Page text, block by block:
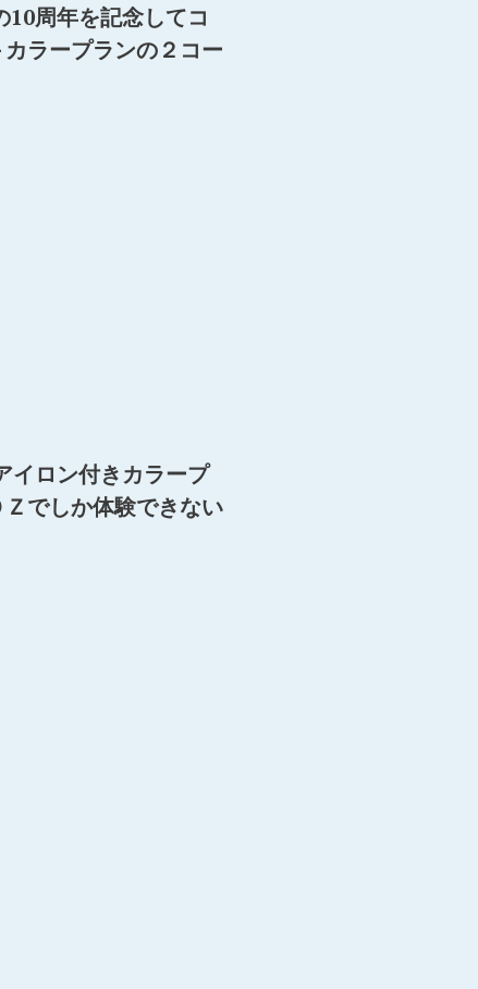
周年を記念してコ
ラープランの２コー
イロン付きカラープ
でしか体験できない